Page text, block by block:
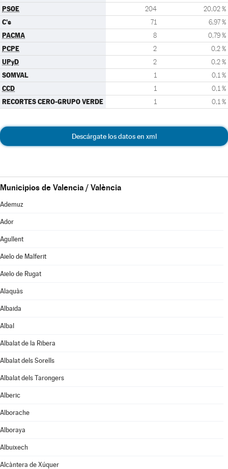
PSOE 204 20,02 %
C's 71 6,97 %
PACMA 8 0,79 %
PCPE 2 0,2 %
UPyD 2 0,2 %
SOMVAL 1 0,1 %
CCD 1 0,1 %
RECORTES CERO-GRUPO VERDE 1 0,1 %
Descárgate los datos en xml
Municipios de Valencia / València
Ademuz
Ador
Agullent
Aielo de Malferit
Aielo de Rugat
Alaquàs
Albaida
Albal
Albalat de la Ribera
Albalat dels Sorells
Albalat dels Tarongers
Alberic
Alborache
Alboraya
Albuixech
Alcàntera de Xúquer